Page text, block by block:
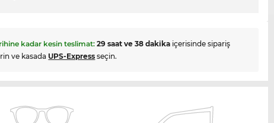
kadar kesin teslimat: 29 saat ve 38 dakika içerisinde sipariş
ve kasada UPS-Express seçin.